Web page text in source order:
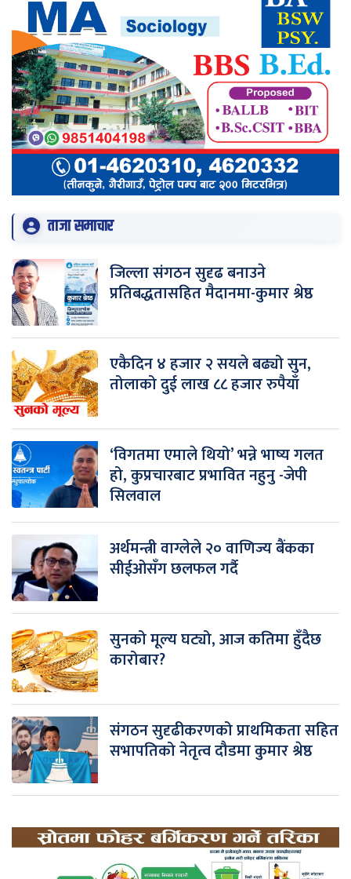
ताजा समाचार
जिल्ला संगठन सुदृढ बनाउने
प्रतिबद्धतासहित मैदानमा-कुमार श्रेष्ठ
एकैदिन ४ हजार २ सयले बढ्यो सुन,
तोलाको दुई लाख ८८ हजार रुपैयाँ
‘विगतमा एमाले थियो’ भन्ने भाष्य गलत
हो, कुप्रचारबाट प्रभावित नहुनु -जेपी
सिलवाल
अर्थमन्त्री वाग्लेले २० वाणिज्य बैंकका
सीईओसँग छलफल गर्दै
सुनको मूल्य घट्यो, आज कतिमा हुँदैछ
कारोबार?
संगठन सुदृढीकरणको प्राथमिकता सहित
सभापतिको नेतृत्व दौडमा कुमार श्रेष्ठ